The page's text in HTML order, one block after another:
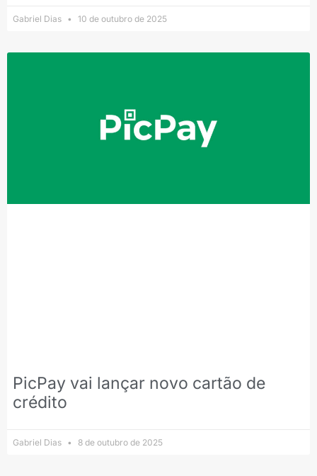
Gabriel Dias 10 de outubro de 2025
PicPay vai lançar novo cartão de
crédito
Gabriel Dias 8 de outubro de 2025